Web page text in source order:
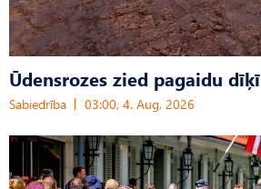
Ūdensrozes zied pagaidu dīķī
Sabiedrība 03:00, 4. Aug, 2026